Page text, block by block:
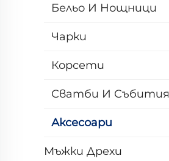
Бельо И Нощници
Чарки
Корсети
Сватби И Събития
Аксесоари
Мъжки Дрехи